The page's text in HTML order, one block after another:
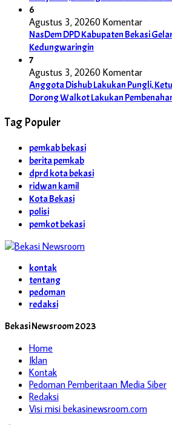
6
Agustus 3, 20260 Komentar
NasDem DPD Kabupaten Bekasi
Kedungwaringin
7
Agustus 3, 20260 Komentar
Anggota Dishub Lakukan Pungli,
Dorong Walkot Lakukan
Tag Populer
pemkab bekasi
berita pemkab
dprd kota bekasi
ridwan kamil
Kota Bekasi
polisi
pemkot bekasi
kontak
tentang
pedoman
redaksi
Bekasi Newsroom 2023
Home
Iklan
Kontak
Pedoman Pemberitaan Media Siber
Redaksi
Visi misi bekasinewsroom.com